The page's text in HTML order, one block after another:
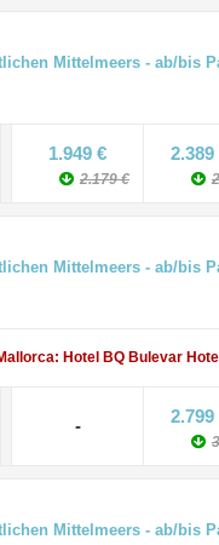
Mittelmeers - ab/bis
1.949 €
2.179 €
2.389
Mittelmeers - ab/bis
Hotel BQ Bulevar
- 2.799
Mittelmeers - ab/bis